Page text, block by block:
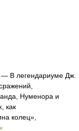
— В легендариуме Дж.
Нуменора и
как
колец»,